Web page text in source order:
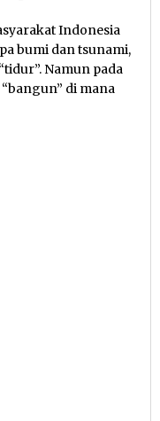
Indonesia
bumi dan tsunami,
Namun pada
di mana